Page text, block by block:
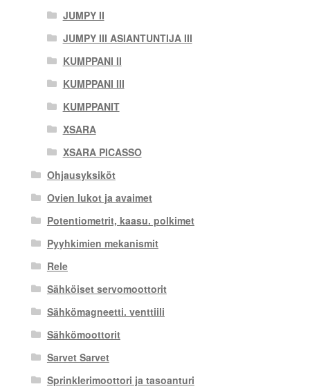
JUMPY II
JUMPY III ASIANTUNTIJA III
KUMPPANI II
KUMPPANI III
KUMPPANIT
XSARA
XSARA PICASSO
Ohjausyksiköt
Ovien lukot ja avaimet
Potentiometrit, kaasu. polkimet
Pyyhkimien mekanismit
Rele
Sähköiset servomoottorit
Sähkömagneetti. venttiili
Sähkömoottorit
Sarvet Sarvet
Sprinklerimoottori ja tasoanturi